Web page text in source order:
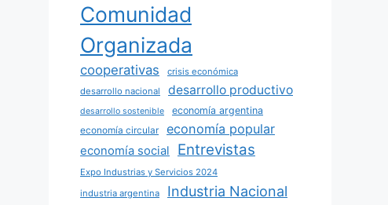
Comunidad
Organizada
cooperativas
crisis económica
desarrollo nacional
desarrollo productivo
desarrollo sostenible
economía argentina
economía circular
economía popular
economía social Entrevistas
Expo Industrias y Servicios 2024
industria argentina
Industria Nacional